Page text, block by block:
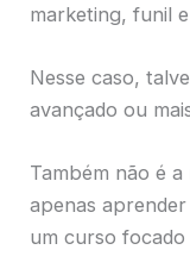
marketing, funil
Nesse caso,
avançado ou
Também não é
apenas
um curso focado